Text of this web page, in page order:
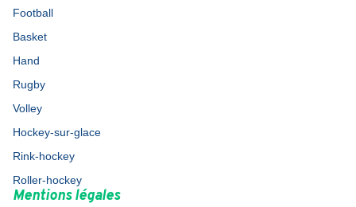
Football
Basket
Hand
Rugby
Volley
Hockey-sur-glace
Rink-hockey
Roller-hockey
Mentions légales